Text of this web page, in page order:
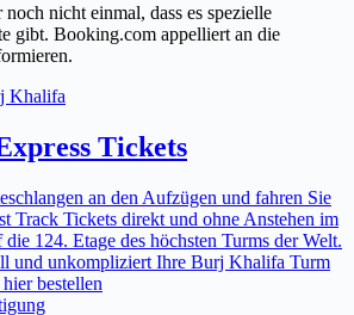
nicht einmal, dass es spezielle
gibt. Booking.com appelliert an die
Tickets
an den Aufzügen und fahren Sie
Track Tickets direkt und ohne Anstehen im
124. Etage des höchsten Turms der Welt.
und unkompliziert Ihre Burj Khalifa Turm
bestellen